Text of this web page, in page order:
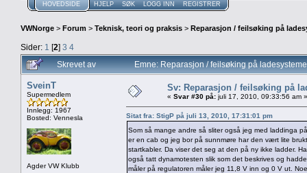
HOVEDSIDE HJELP SØK LOGG INN REGISTRER
VWNorge > Forum > Teknisk, teori og praksis > Reparasjon / feilsøking på
Sider: 1 [2] 3 4
Skrevet av
Emne: Reparasjon / feilsøking på
SveinT
Supermedlem
Innlegg: 1967
Bosted: Vennesla
Agder VW Klubb
Sv: Reparasjon / feilsøking på
« Svar #30 på: juli 17, 2010, 09:33:56 am »
Sitat fra: StigP på juli 13, 2010, 17:31:01 pm
Som så mange andre så sliter også jeg med laddinga
er en cab og jeg bor på sunnmøre har den vært lite
startkabler. Da viser det seg at den på ny ikke ladder.
også tatt dynamotesten slik som det beskrives og
måler på regulatoren måler jeg 11,8 V inn og 0 V ut.